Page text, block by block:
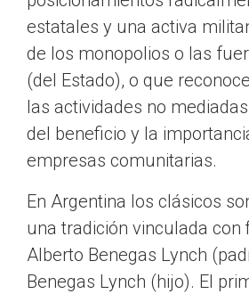
estatales y una activa
de los monopolios o las
(del Estado), o que
las actividades no
del beneficio y la
empresas comunitarias.
En Argentina los clásicos
una tradición vinculada con
Alberto Benegas Lynch
Benegas Lynch (hijo). El